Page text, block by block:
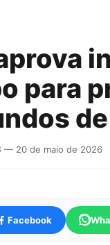
para
— 20 de maio de 2026
Facebook